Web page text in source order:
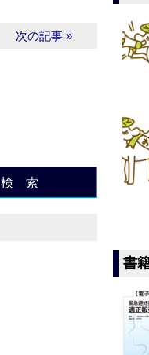
次の記事 »
検 索
書